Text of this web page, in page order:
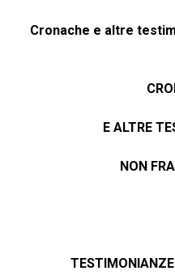
Cronache e altre
E ALTRE
NON